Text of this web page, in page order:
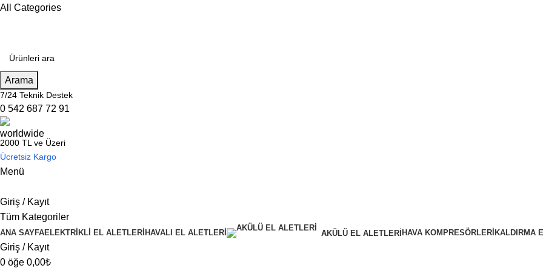
All Categories
Arama
7/24 Teknik Destek
0 542 687 72 91
2000 TL ve Üzeri
Ücretsiz Kargo
Menü
Giriş / Kayıt
Tüm Kategoriler
ANA SAYFAELEKTRİKLİ EL ALETLERİ HAVALI EL ALETLERİ AKÜLÜ EL ALETLERİ HAVA KOMPRESÖRLERİ KALDIRMA
Giriş / Kayıt
0 öğe 0,00₺